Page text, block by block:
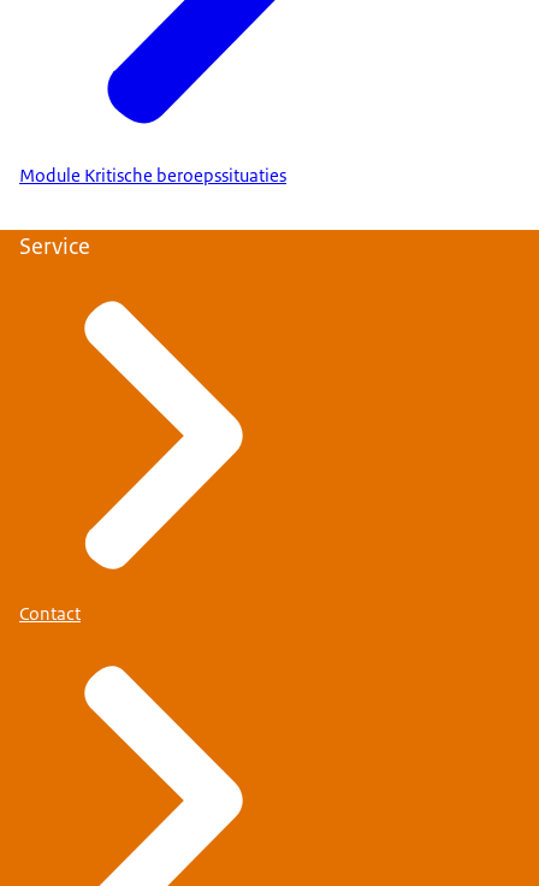
Module Kritische beroepssituaties
Service
Contact